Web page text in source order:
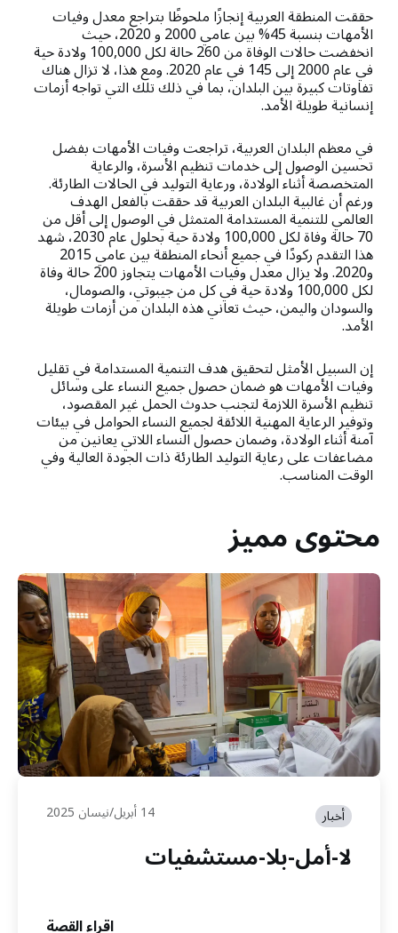
حققت المنطقة العربية إنجازًا ملحوظًا بتراجع معدل وفيات
الأمهات بنسبة 45% بين عامي 2000 و 2020، حيث
انخفضت حالات الوفاة من 260 حالة لكل 100,000 ولادة حية
في عام 2000 إلى 145 في عام 2020. ومع هذا، لا تزال هناك
تفاوتات كبيرة بين البلدان، بما في ذلك تلك التي تواجه أزمات
إنسانية طويلة الأمد.
في معظم البلدان العربية، تراجعت وفيات الأمهات بفضل
تحسين الوصول إلى خدمات تنظيم الأسرة، والرعاية
المتخصصة أثناء الولادة، ورعاية التوليد في الحالات الطارئة.
ورغم أن غالبية البلدان العربية قد حققت بالفعل الهدف
العالمي للتنمية المستدامة المتمثل في الوصول إلى أقل من
70 حالة وفاة لكل 100,000 ولادة حية بحلول عام 2030، شهد
هذا التقدم ركودًا في جميع أنحاء المنطقة بين عامي 2015
و2020. ولا يزال معدل وفيات الأمهات يتجاوز 200 حالة وفاة
لكل 100,000 ولادة حية في كل من جيبوتي، والصومال،
والسودان واليمن، حيث تعاني هذه البلدان من أزمات طويلة
الأمد.
إن السبيل الأمثل لتحقيق هدف التنمية المستدامة في تقليل
وفيات الأمهات هو ضمان حصول جميع النساء على وسائل
تنظيم الأسرة اللازمة لتجنب حدوث الحمل غير المقصود،
وتوفير الرعاية المهنية اللائقة لجميع النساء الحوامل في بيئات
آمنة أثناء الولادة، وضمان حصول النساء اللاتي يعانين من
مضاعفات على رعاية التوليد الطارئة ذات الجودة العالية وفي
الوقت المناسب.
محتوى مميز
أخبار 14 أبريل/نيسان 2025
لا-أمل-بلا-مستشفيات